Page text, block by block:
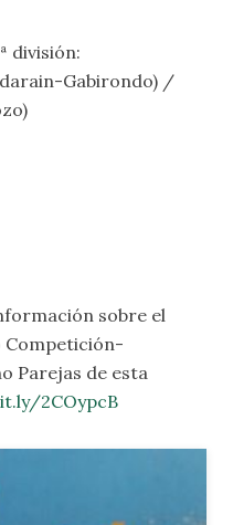
división:
Gabirondo) /
sobre el
Competición-
Parejas de esta
2COypcB